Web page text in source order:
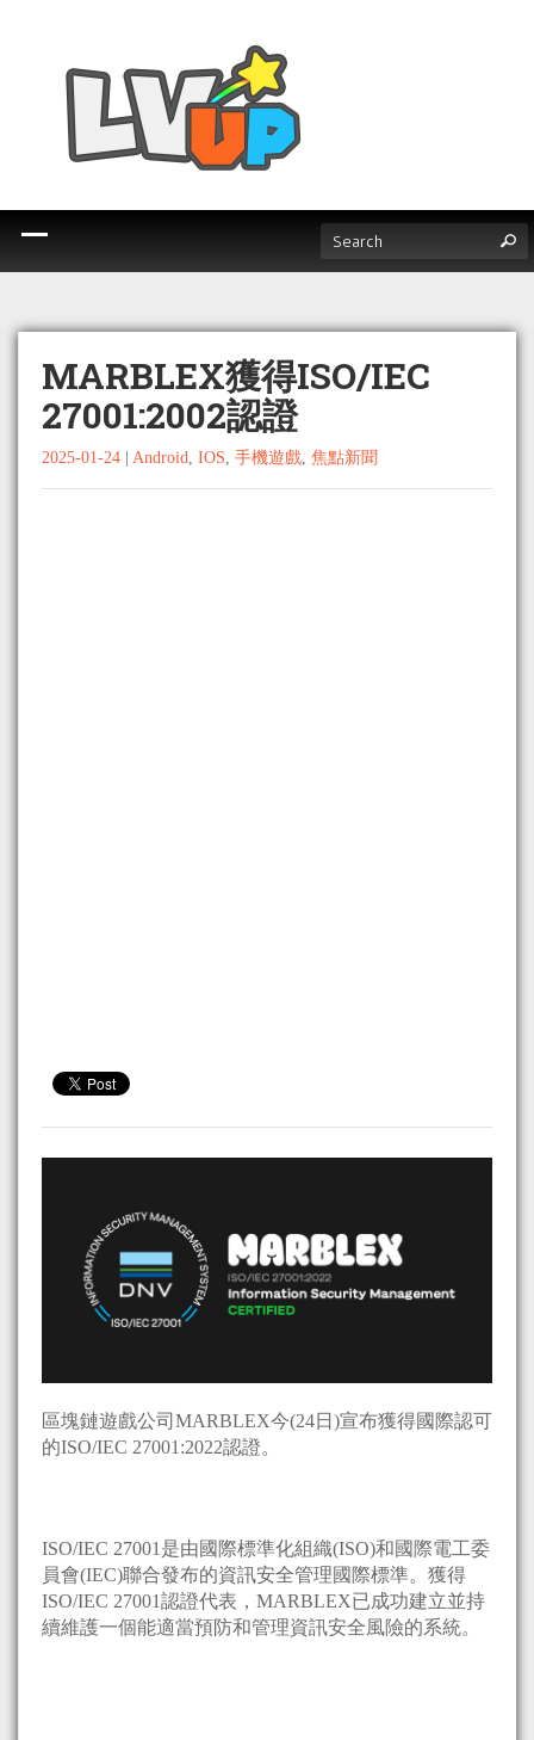
MARBLEX獲得ISO/IEC
27001:2002認證
2025-01-24 Android, IOS, 手機遊戲, 焦點新聞
區塊鏈遊戲公司MARBLEX今(24日)宣布獲得國際認可
的ISO/IEC 27001:2022認證。
ISO/IEC 27001是由國際標準化組織(ISO)和國際電工委
員會(IEC)聯合發布的資訊安全管理國際標準。獲得
ISO/IEC 27001認證代表，MARBLEX已成功建立並持
續維護一個能適當預防和管理資訊安全風險的系統。